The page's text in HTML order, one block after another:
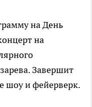
на День
на
Завершит
шоу и фейерверк.